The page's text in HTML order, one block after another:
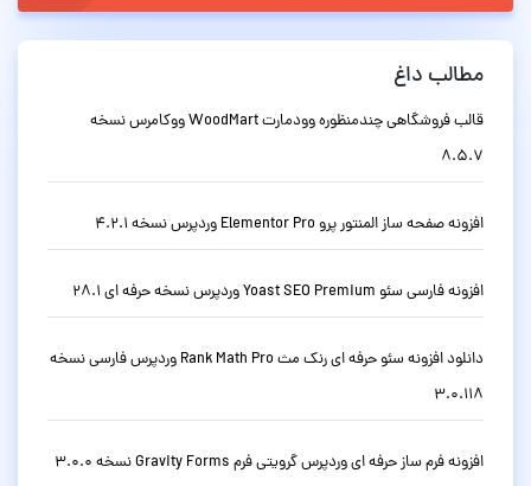
مطالب داغ
قالب فروشگاهی چندمنظوره وودمارت WoodMart ووکامرس نسخه
8.5.7
افزونه صفحه ساز المنتور پرو Elementor Pro وردپرس نسخه 4.2.1
افزونه فارسی سئو Yoast SEO Premium وردپرس نسخه حرفه ای 28.1
دانلود افزونه سئو حرفه ای رنک مث Rank Math Pro وردپرس فارسی نسخه
3.0.118
افزونه فرم ساز حرفه ای وردپرس گرویتی فرم Gravity Forms نسخه 3.0.0